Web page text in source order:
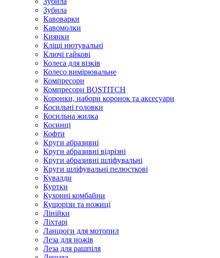
Зубила
Кавоварки
Кавомолки
Киянки
Кліщі нютувальні
Ключі гайкові
Колеса для візків
Колесо вимірювальне
Компресори
Компресори BOSTITCH
Коронки, набори коронок та аксесуари
Косильні головки
Косильна жилка
Косинці
Кофти
Круги абразивні
Круги абразивні відрізні
Круги абразивні шліфувальні
Круги шліфувальні пелюсткові
Кувалди
Куртки
Кухонні комбайни
Кущорізи та ножиці
Лінійки
Ліхтарі
Ланцюги для мотопил
Леза для ножів
Леза для рашпіля